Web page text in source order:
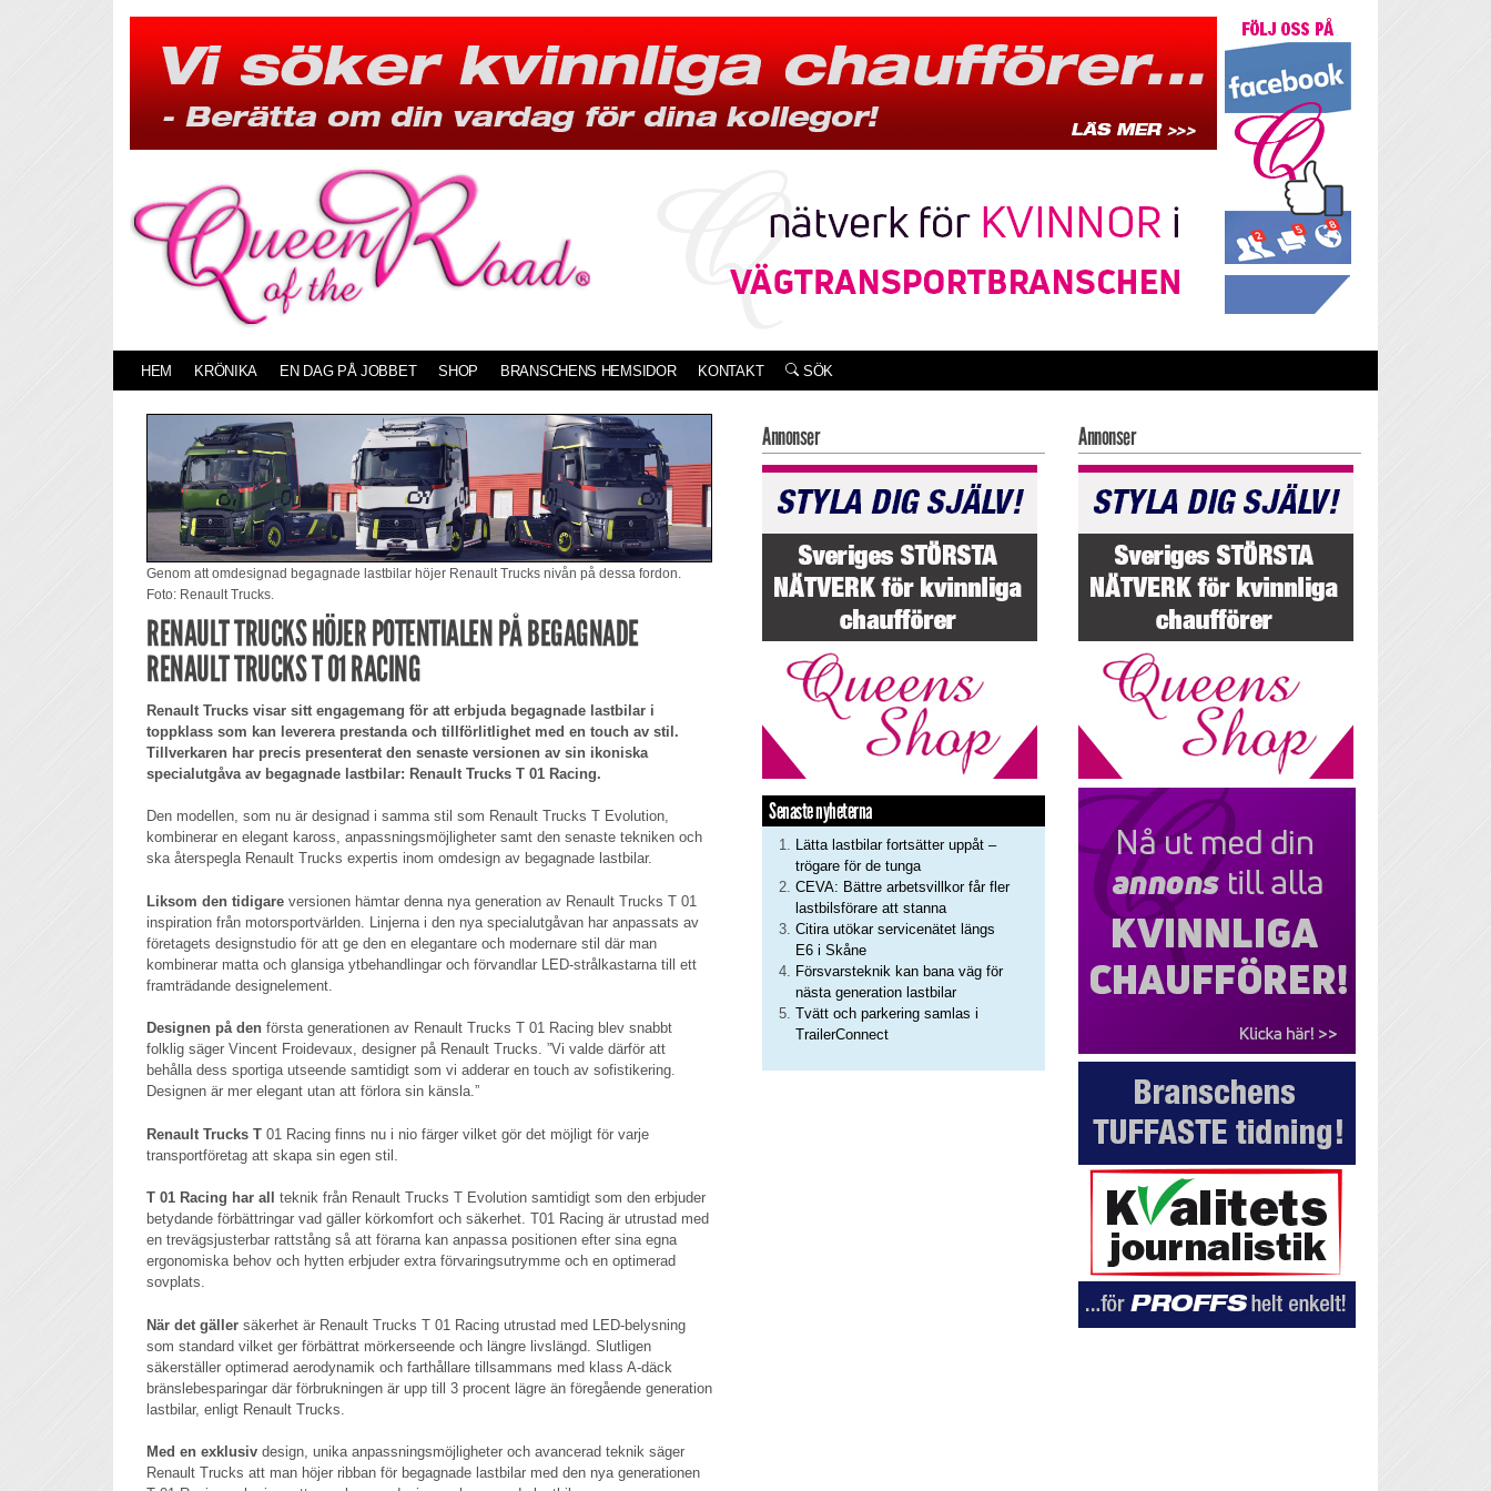
HEM KRÖNIKA EN DAG PÅ JOBBET SHOP BRANSCHENS HEMSIDOR KONTAKT SÖK
Genom att omdesignad begagnade lastbilar höjer Renault Trucks nivån på dessa fordon.
Foto: Renault Trucks.
RENAULT TRUCKS HÖJER POTENTIALEN PÅ BEGAGNADE
RENAULT TRUCKS T 01 RACING
Renault Trucks visar sitt engagemang för att erbjuda begagnade lastbilar i
toppklass som kan leverera prestanda och tillförlitlighet med en touch av stil.
Tillverkaren har precis presenterat den senaste versionen av sin ikoniska
specialutgåva av begagnade lastbilar: Renault Trucks T 01 Racing.
Den modellen, som nu är designad i samma stil som Renault Trucks T Evolution,
kombinerar en elegant kaross, anpassningsmöjligheter samt den senaste tekniken och
ska återspegla Renault Trucks expertis inom omdesign av begagnade lastbilar.
Liksom den tidigare versionen hämtar denna nya generation av Renault Trucks T 01
inspiration från motorsportvärlden. Linjerna i den nya specialutgåvan har anpassats av
företagets designstudio för att ge den en elegantare och modernare stil där man
kombinerar matta och glansiga ytbehandlingar och förvandlar LED-strålkastarna till ett
framträdande designelement.
Designen på den första generationen av Renault Trucks T 01 Racing blev snabbt
folklig säger Vincent Froidevaux, designer på Renault Trucks. ”Vi valde därför att
behålla dess sportiga utseende samtidigt som vi adderar en touch av sofistikering.
Designen är mer elegant utan att förlora sin känsla.”
Renault Trucks T 01 Racing finns nu i nio färger vilket gör det möjligt för varje
transportföretag att skapa sin egen stil.
T 01 Racing har all
teknik från Renault Trucks T Evolution samtidigt som den erbjuder
betydande förbättringar vad gäller körkomfort och säkerhet. T01 Racing är utrustad med
en trevägsjusterbar rattstång så att förarna kan anpassa positionen efter sina egna
ergonomiska behov och hytten erbjuder extra förvaringsutrymme och en optimerad
sovplats.
När det gäller säkerhet är Renault Trucks T 01 Racing utrustad med LED-belysning
som standard vilket ger förbättrat mörkerseende och längre livslängd. Slutligen
säkerställer optimerad aerodynamik och farthållare tillsammans med klass A-däck
bränslebesparingar där förbrukningen är upp till 3 procent lägre än föregående generation
lastbilar, enligt Renault Trucks.
Med en exklusiv design, unika anpassningsmöjligheter och avancerad teknik säger
Renault Trucks att man höjer ribban för begagnade lastbilar med den nya generationen
Annonser
Senaste nyheterna
Lätta lastbilar fortsätter uppåt –
trögare för de tunga
CEVA: Bättre arbetsvillkor får fler
lastbilsförare att stanna
Citira utökar servicenätet längs
E6 i Skåne
Försvarsteknik kan bana väg för
nästa generation lastbilar
Tvätt och parkering samlas i
TrailerConnect
Annonser